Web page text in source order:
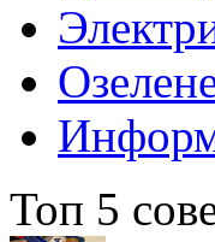
Топ 5